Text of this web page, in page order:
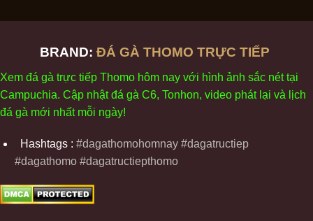
BRAND: ĐÁ GÀ THOMO TRỰC TIẾP
Xem đá gà trực tiếp Thomo hôm nay với hình ảnh sắc néttại
Campuchia. Cập nhậtđá gà C6, Tonhon, video phátl ại và ịch
đá gà mới nhất mỗi ngày!
Hashtags : #dagathomohomnay #dagatructiep
#dagathomo #dagatructiepthomo